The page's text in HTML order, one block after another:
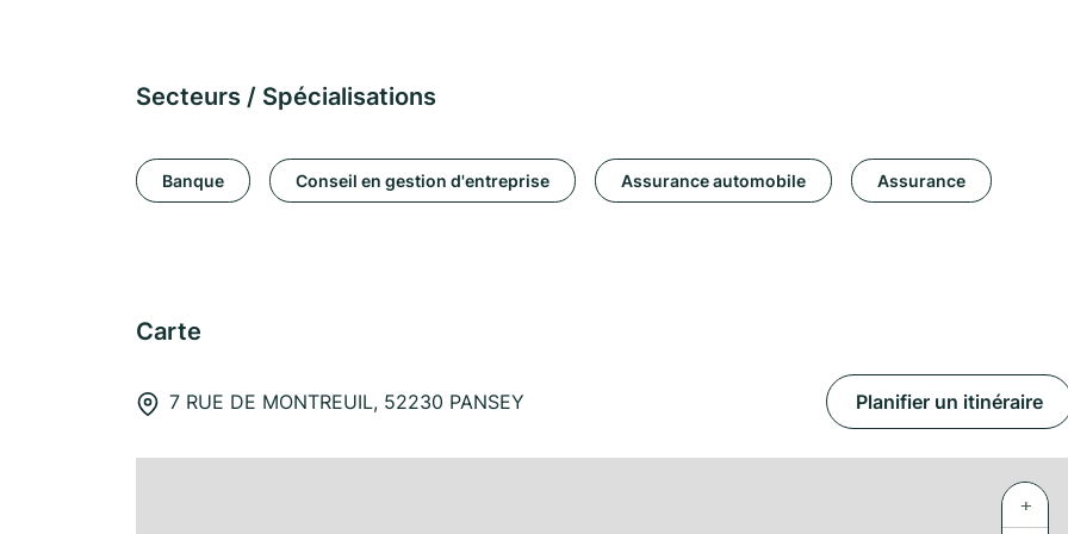
Secteurs / Spécialisations
Banque Conseil en gestion d'entreprise Assurance automobile Assurance
Carte
7 RUE DE MONTREUIL, 52230 PANSEY Planifier un itinéraire
+